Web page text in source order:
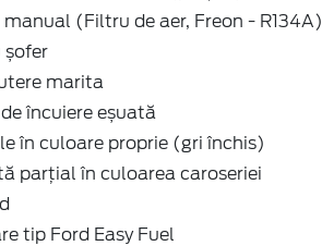
(Filtru de aer, Freon - R134A)
șofer
marita
încuiere eșuată
în culoare proprie (gri închis)
parțial în culoarea caroseriei
tip Ford Easy Fuel